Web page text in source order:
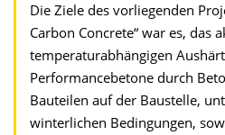
Die Ziele des vorliegenden
Carbon Concrete“ war es, das
temperaturabhängigen
Performancebetone durch
Bauteilen auf der Baustelle,
winterlichen Bedingungen,